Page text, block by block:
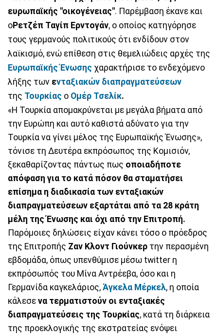
ευρωπαϊκής "οικογένειας". Παρέμβαση έκανε και
οΡετζέπ Ταγίπ Ερντογάν, ο οποίος κατηγόρησε
τους γερμανούς πολιτικούς ότι ενδίδουν στον
λαϊκισμό, ενώ επίθεση στις θεμελιώδεις αρχές της
Ευρωπαϊκής Ένωσης χαρακτήρισε το ενδεχόμενο
λήξης των ενταξιακών διαπραγματεύσεων
της Τουρκίας ο Ομέρ Τσελίκ.
«Η Τουρκία απομακρύνεται με μεγάλα βήματα από
την Ευρώπη και αυτό καθιστά αδύνατο για την
Τουρκία να γίνει μέλος της Ευρωπαϊκής Ένωσης»,
τόνισε τη Δευτέρα εκπρόσωπος της Κομισιόν,
ξεκαθαρίζοντας πάντως πως οποιαδήποτε
απόφαση για το κατά πόσον θα σταματήσει
επίσημα η διαδικασία των ενταξιακών
διαπραγματεύσεων εξαρτάται από τα 28 κράτη
μέλη της Ένωσης και όχι από την Επιτροπή.
Παρόμοιες δηλώσεις είχαν κάνει τόσο ο πρόεδρος
της Επιτροπής Ζαν Κλοντ Γιούνκερ την περασμένη
εβδομάδα, όπως υπενθύμισε μέσω twitter η
εκπρόσωπός του Μίνα Αντρέεβα, όσο και η
Γερμανίδα καγκελάριος, Άγκελα Μέρκελ, η οποία
κάλεσε να τερματιστούν οι ενταξιακές
διαπραγματεύσεις της Τουρκίας, κατά τη διάρκεια
της προεκλογικής της εκστρατείας ενόψει